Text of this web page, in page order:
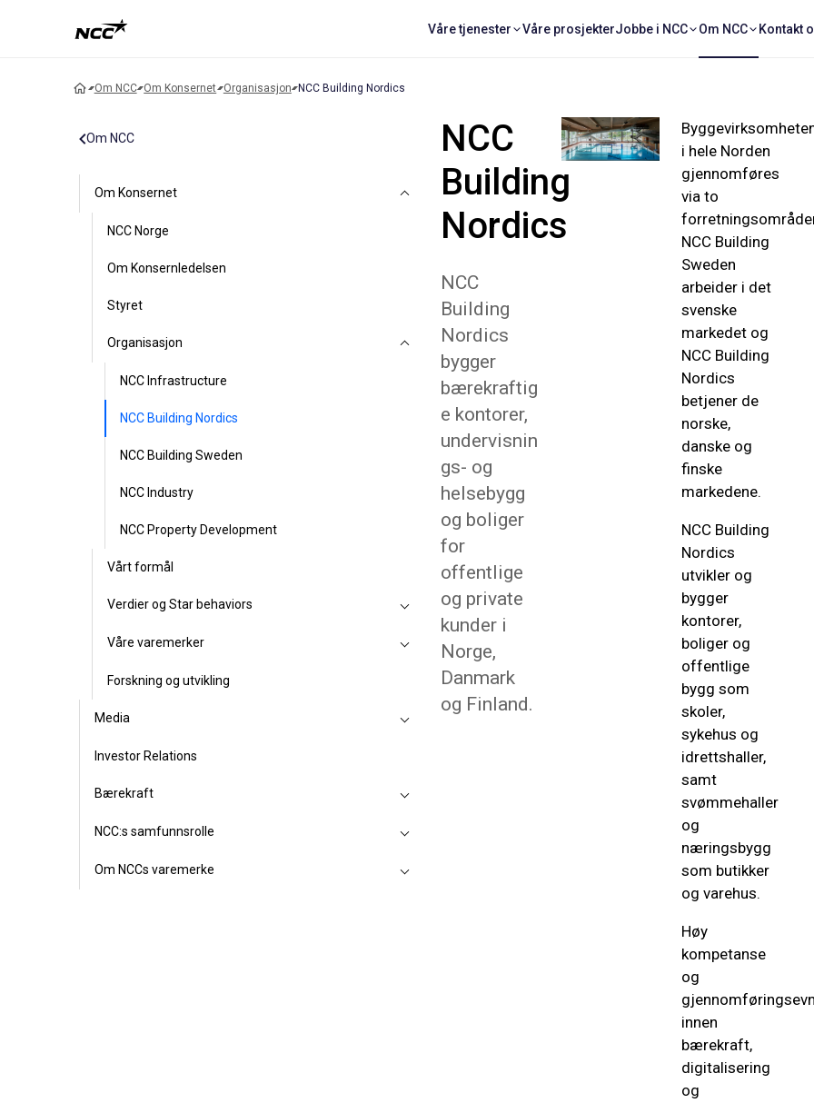
Våre tjenester Våre prosjekterJobbe i NCC Om NCC Kontakt
Om NCC Om Konsernet Organisasjon NCC Building Nordics
Om NCC
Om Konsernet
NCC Norge
Om Konsernledelsen
Styret
Organisasjon
NCC Infrastructure
NCC Building Nordics
NCC Building Sweden
NCC Industry
NCC Property Development
Vårt formål
Verdier og Star behaviors
Våre varemerker
Forskning og utvikling
Media
Investor Relations
Bærekraft
NCC:s samfunnsrolle
Om NCCs varemerke
NCC
Building
Nordics
NCC
Building
Nordics
bygger
bærekraftig
e kontorer,
undervisnin
gs- og
helsebygg
og boliger
for
offentlige
og private
kunder i
Norge,
Danmark
og Finland.
i hele Norden
gjennomføres
via to
NCC Building
Sweden
arbeider i det
svenske
markedet og
NCC Building
Nordics
betjener de
norske,
danske og
finske
markedene.
NCC Building
Nordics
utvikler og
bygger
kontorer,
boliger og
offentlige
bygg som
skoler,
sykehus og
idrettshaller,
samt
svømmehaller
og
næringsbygg
som butikker
og varehus.
Høy
kompetanse
og
innen
bærekraft,
digitalisering
og